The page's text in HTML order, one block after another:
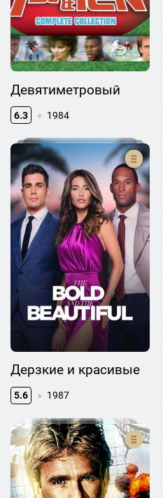
Девятиметровый
6.3 1984
Дерзкие и красивые
5.6 1987